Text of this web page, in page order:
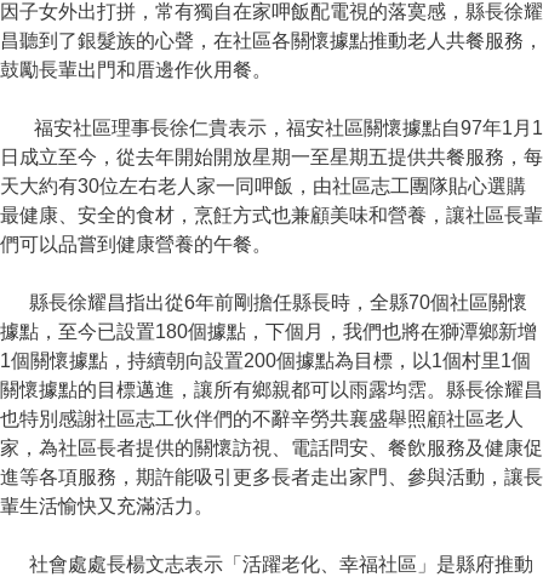
因子女外出打拼，常有獨自在家呷飯配電視的落寞感，縣長徐耀
昌聽到了銀髮族的心聲，在社區各關懷據點推動老人共餐服務，
鼓勵長輩出門和厝邊作伙用餐。
福安社區理事長徐仁貴表示，福安社區關懷據點自97年1月1
日成立至今，從去年開始開放星期一至星期五提供共餐服務，每
天大約有30位左右老人家一同呷飯，由社區志工團隊貼心選購
最健康、安全的食材，烹飪方式也兼顧美味和營養，讓社區長輩
們可以品嘗到健康營養的午餐。
縣長徐耀昌指出從6年前剛擔任縣長時，全縣70個社區關懷
據點，至今已設置180個據點，下個月，我們也將在獅潭鄉新增
1個關懷據點，持續朝向設置200個據點為目標，以1個村里1個
關懷據點的目標邁進，讓所有鄉親都可以雨露均霑。縣長徐耀昌
也特別感謝社區志工伙伴們的不辭辛勞共襄盛舉照顧社區老人
家，為社區長者提供的關懷訪視、電話問安、餐飲服務及健康促
進等各項服務，期許能吸引更多長者走出家門、參與活動，讓長
輩生活愉快又充滿活力。
社會處處長楊文志表示「活躍老化、幸福社區」是縣府推動